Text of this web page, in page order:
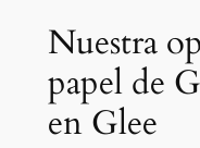
Nuestra
papel de
en Glee